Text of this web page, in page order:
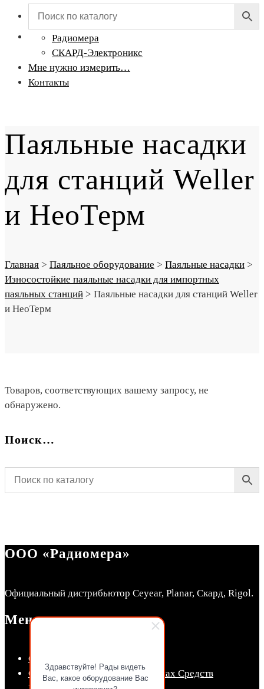
Здравствуйте! Рады видеть
Вас, какое оборудование Вас
РИП-Импульс
Радиомера
СКАРД-Электроникс
Мне нужно измерить…
Контакты
Паяльные насадки
для станций Weller
и НеоТерм
Главная > Паяльное оборудование > Паяльные насадки >
Износостойкие паяльные насадки для импортных
паяльных cтанций > Паяльные насадки для станций Weller
и НеоТерм
Товаров, соответствующих вашему запросу, не
обнаружено.
Поиск…
ООО «Радиомера»
Официальный дистрибьютор Ceyear, Planar, Скард, Rigol.
Меню
СКЛАД Радиомера
Сведения об утвержденных типах Средств